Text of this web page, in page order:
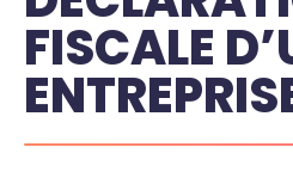
FISCALE